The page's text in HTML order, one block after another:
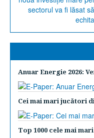
Anuar Energie 2026:
Cei mai mari jucători
Top 1000 cele mai